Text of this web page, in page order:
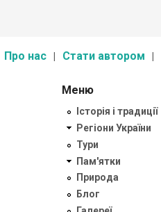
Про нас Стати автором
Меню
Історія і традиції
Регіони України
Тури
Пам'ятки
Природа
Блог